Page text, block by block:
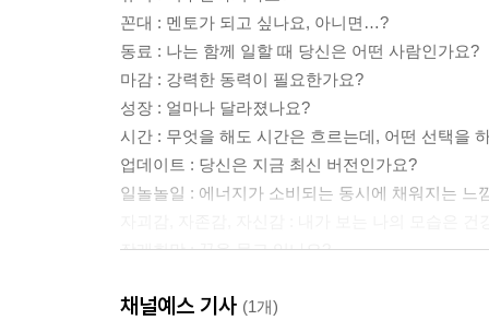
꼰대 : 멘토가 되고 싶나요, 아니면…?
동료 : 나는 함께 일할 때 당신은 어떤 사람인가요?
마감 : 강력한 동력이 필요한가요?
성장 : 얼마나 달라졌나요?
시간 : 무엇을 해도 시간은 흐르는데, 어떤 선택을
업데이트 : 당신은 지금 최신 버전인가요?
일놀놀일 : 에너지가 소비되는 동시에 채워지는 느
장래희망 : 꿈을 묻고 있나요?
재미 : 당신의 삶은 무엇을 좇고 있나요?
채널예스 기사 (1개)